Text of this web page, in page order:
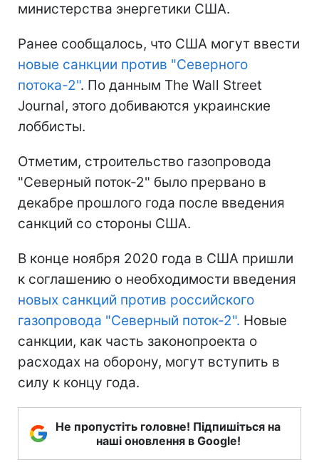
министерства энергетики США.
Ранее сообщалось, что США могут ввести
новые санкции против "Северного
потока-2". По данным The Wall Street
Journal, этого добиваются украинские
лоббисты.
Отметим, строительство газопровода
"Северный поток-2" было прервано в
декабре прошлого года после введения
санкций со стороны США.
В конце ноября 2020 года в США пришли
к соглашению о необходимости введения
новых санкций против российского
газопровода "Северный поток-2". Новые
санкции, как часть законопроекта о
расходах на оборону, могут вступить в
силу к концу года.
Не пропустіть головне! Підпишіться на
наші оновлення в Google!